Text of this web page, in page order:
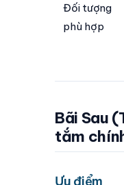
Đối tượng
phù hợp
Bãi Sau
tắm
Ưu điểm